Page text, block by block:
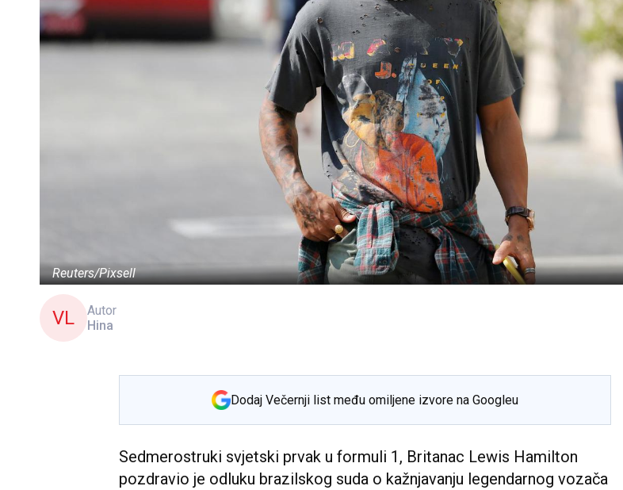
Reuters/Pixsell
VL
Autor
Hina
Dodaj Večernji list među omiljene izvore na Googleu
Sedmerostruki svjetski prvak u formuli 1, Britanac Lewis Hamilton
pozdravio je odluku brazilskog suda o kažnjavanju legendarnog vozača